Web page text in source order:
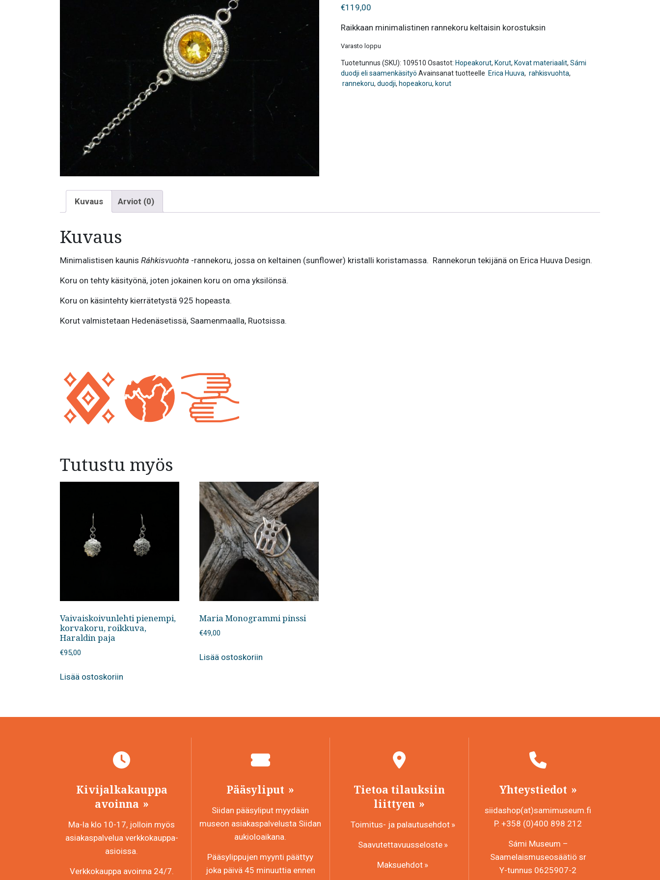
€119,00
Raikkaan minimalistinen rannekoru keltaisin korostuksin
Varasto loppu
Tuotetunnus (SKU): 109510 Osastot: Hopeakorut, Korut, Kovat materiaalit, Sámi
duodji eli saamenkäsityö Avainsanat tuotteelle Erica Huuva, rahkisvuohta,
rannekoru, duodji, hopeakoru, korut
Kuvaus Arviot (0)
Kuvaus
Minimalistisen kaunis Ráhkisvuohta -rannekoru, jossa on keltainen (sunflower) kristalli koristamassa. Rannekorun tekijänä on Erica Huuva Design.
Koru on tehty käsityönä, joten jokainen koru on oma yksilönsä.
Koru on käsintehty kierrätetystä 925 hopeasta.
Korut valmistetaan Hedenäsetissä, Saamenmaalla, Ruotsissa.
Tutustu myös
Vaivaiskoivunlehti pienempi,
korvakoru, roikkuva,
Haraldin paja
€95,00
Lisää ostoskoriin
Maria Monogrammi pinssi
€49,00
Lisää ostoskoriin
Kivijalkakauppa
avoinna
Ma-la klo 10-17, jolloin myös
asiakaspalvelua verkkokauppa-
asioissa.
Verkkokauppa avoinna 24/7.
Pääsyliput
Siidan pääsyliput myydään
museon asiakaspalvelusta Siidan
aukioloaikana.
Pääsylippujen myynti päättyy
joka päivä 45 minuuttia ennen
Tietoa tilauksiin
liittyen
Toimitus- ja palautusehdot
Saavutettavuusseloste
Maksuehdot
Yhteystiedot
siidashop(at)samimuseum.fi
P. +358 (0)400 898 212
Sámi Museum –
Saamelaismuseosäätiö sr
Y-tunnus 0625907-2